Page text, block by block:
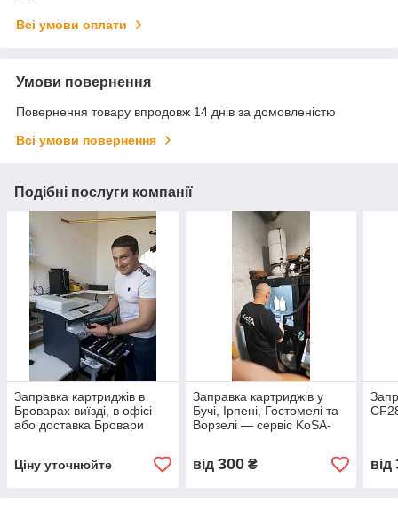
Всі умови оплати
Умови повернення
Повернення товару впродовж 14 днів за домовленістю
Всі умови повернення
Подібні послуги компанії
Заправка картриджів в
Броварах виїзді, в офісі
або доставка Бровари
Ціну уточнюйте
Заправка картриджів у
Бучі, Ірпені, Гостомелі та
Ворзелі — сервіс KoSA-
від 300₴ від